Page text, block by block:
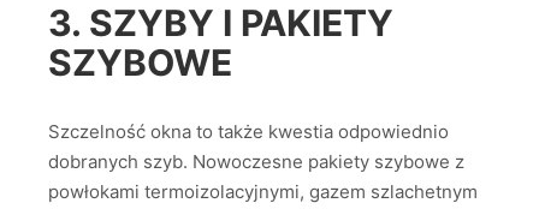
3. SZYBY I PAKIETY
SZYBOWE
Szczelność okna to także kwestia odpowiednio
dobranych szyb. Nowoczesne pakiety szybowe z
powłokami termoizolacyjnymi, gazem szlachetnym